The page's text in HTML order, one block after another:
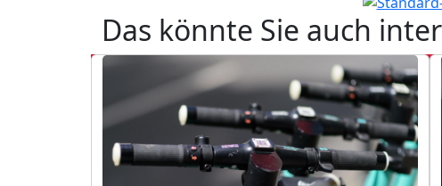
Das könnte Sie auch